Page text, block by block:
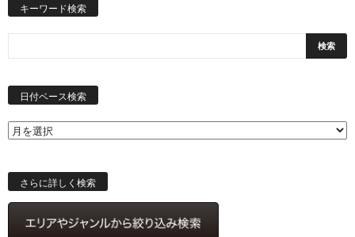
キーワード検索
日付ベース検索
さらに詳しく検索